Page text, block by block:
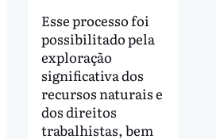
Esse processo foi
possibilitado pela
exploração
significativa dos
recursos naturais e
dos direitos
trabalhistas, bem